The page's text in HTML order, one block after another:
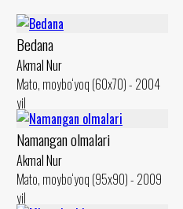
Bedana
Akmal Nur
Mato, moybo‘yoq (60x70) - 2004
yil
Namangan olmalari
Akmal Nur
Mato, moybo‘yoq (95x90) - 2009
yil